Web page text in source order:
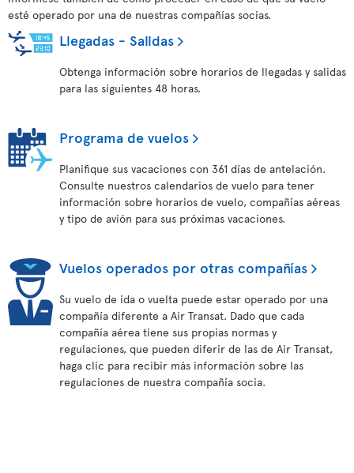
esté operado por una de nuestras compañías socias.
Llegadas - Salidas
Obtenga información sobre horarios de llegadas y salidas
para las siguientes 48 horas.
Programa de vuelos
Planifique sus vacaciones con 361 días de antelación.
Consulte nuestros calendarios de vuelo para tener
información sobre horarios de vuelo, compañías aéreas
y tipo de avión para sus próximas vacaciones.
Vuelos operados por otras compañías
Su vuelo de ida o vuelta puede estar operado por una
compañía diferente a Air Transat. Dado que cada
compañía aérea tiene sus propias normas y
regulaciones, que pueden diferir de las de Air Transat,
haga clic para recibir más información sobre las
regulaciones de nuestra compañía socia.